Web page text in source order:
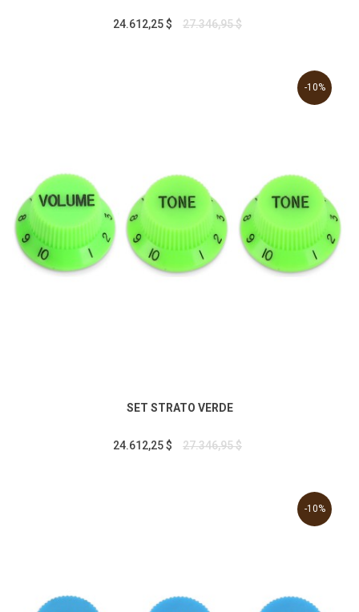
24.612,25 $ 27.346,95 $
SET STRATO VERDE
24.612,25 $ 27.346,95 $
-10%
-10%